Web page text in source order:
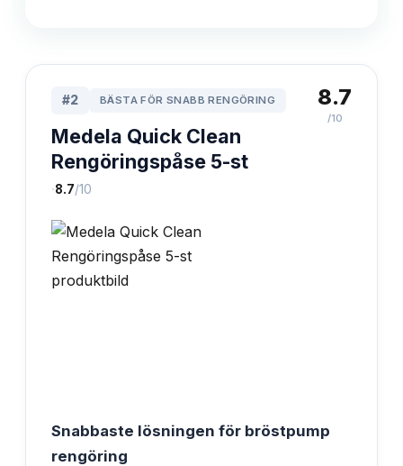
#2 BÄSTA FÖR SNABB RENGÖRING
Medela Quick Clean
Rengöringspåse 5-st
·8.7/10
8.7
/10
Snabbaste lösningen för bröstpump
rengöring